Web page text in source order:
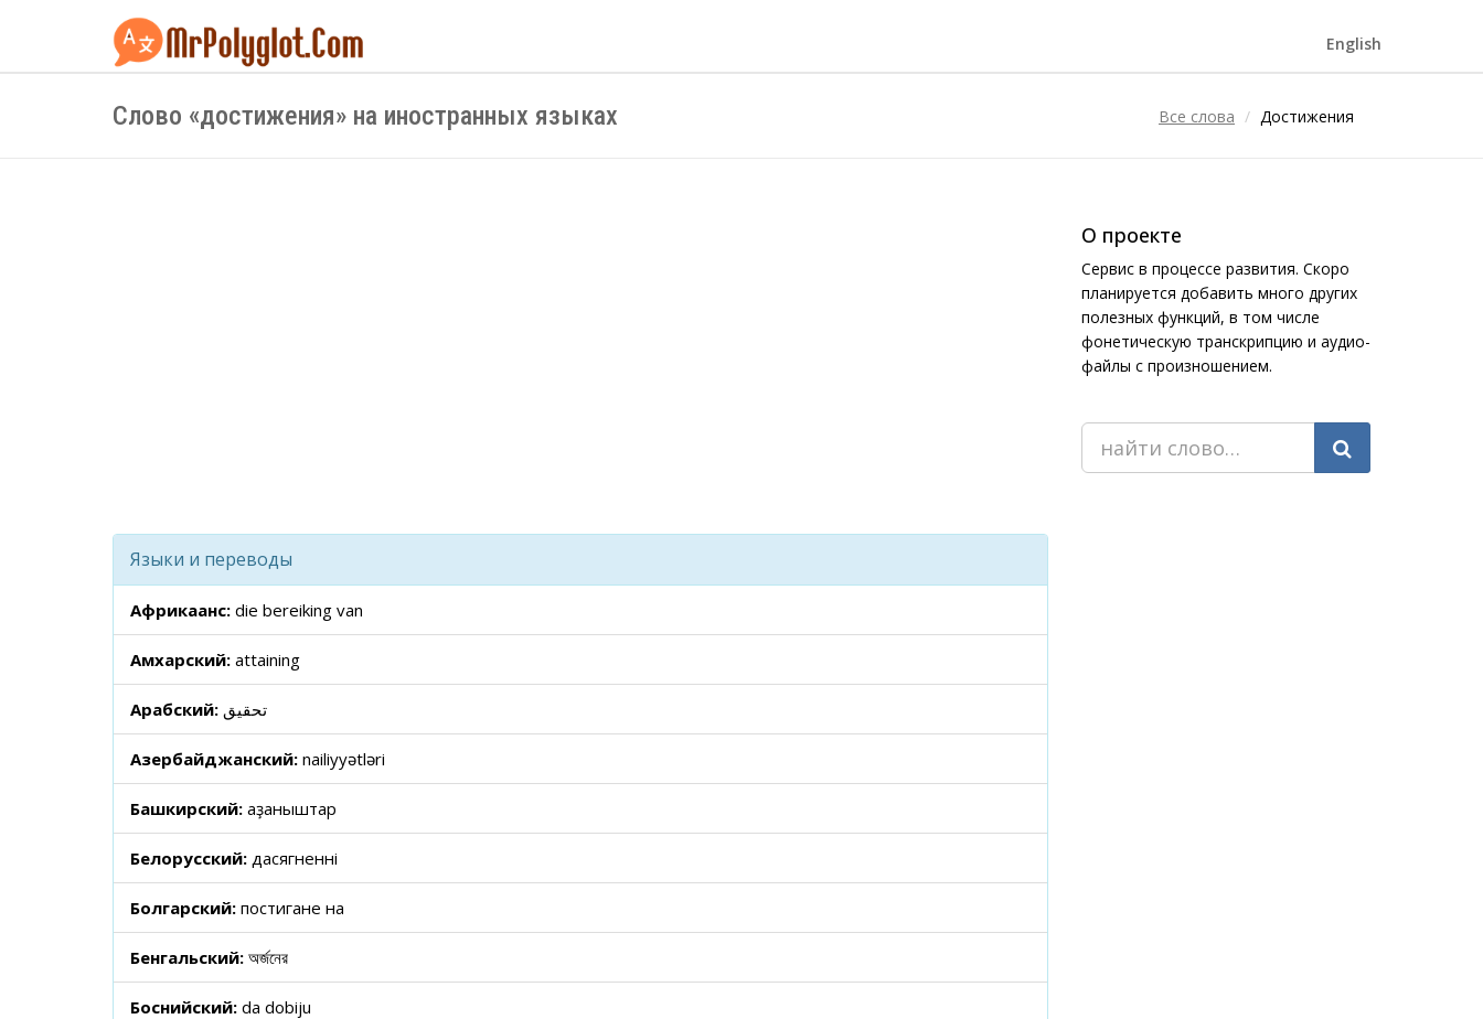
English
Слово «достижения» на иностранных языках Все слова Достижения
Языки и переводы
Африкаанс: die bereiking van
Амхарский: attaining
Арабский: تحقيق
Азербайджанский: nailiyyətləri
Башкирский: ҡаҙаныштар
Белорусский: дасягненні
Болгарский: постигане на
Бенгальский: অর্জনের
Боснийский: da dobiju
О проекте
Сервис в процессе развития. Скоро
планируется добавить много других
полезных функций, в том числе
фонетическую транскрипцию и аудио-
файлы с произношением.